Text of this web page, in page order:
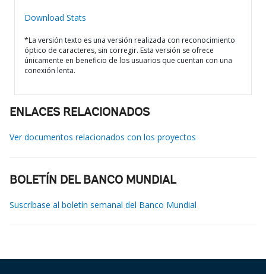
Download Stats
*La versión texto es una versión realizada con reconocimiento
óptico de caracteres, sin corregir. Esta versión se ofrece
únicamente en beneficio de los usuarios que cuentan con una
conexión lenta.
ENLACES RELACIONADOS
Ver documentos relacionados con los proyectos
BOLETÍN DEL BANCO MUNDIAL
Suscríbase al boletín semanal del Banco Mundial